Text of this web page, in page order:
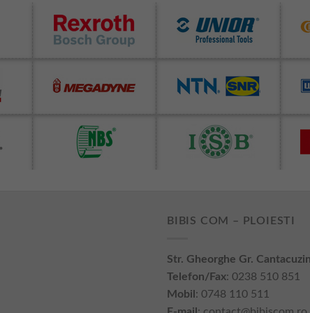
BIBIS COM – PLOIESTI
Str. Gheorghe Gr.
Telefon/Fax: 0238 510 851
Mobil : 0748 110 511